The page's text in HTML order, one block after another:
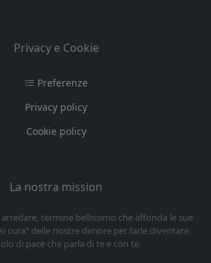
Privacy e Cookie
Preferenze
Privacy policy
Cookie policy
La nostra mission
arredare, termine bellissimo che affonda le sue
cura” delle nostre dimore per farle diventare
di pace che parla di te e con te.